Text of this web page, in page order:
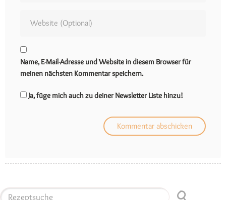
Name, E-Mail-Adresse und Website in diesem Browser für
meinen nächsten Kommentar speichern.
Ja, füge mich auch zu deiner Newsletter Liste hinzu!